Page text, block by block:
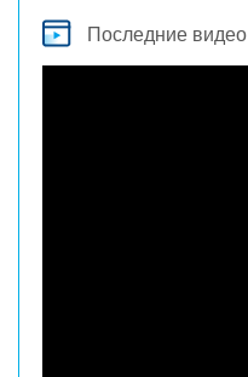
Последние видео